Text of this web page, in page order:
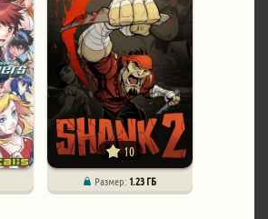
10
Размер: 1.23 ГБ